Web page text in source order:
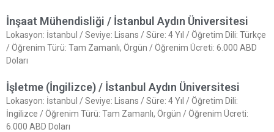
İnşaat Mühendisliği / İstanbul Aydın Üniversitesi
Lokasyon: İstanbul / Seviye: Lisans / Süre: 4 Yıl / Öğretim Dili: Türkçe
/ Öğrenim Türü: Tam Zamanlı, Örgün / Öğrenim Ücreti: 6.000 ABD
Doları
İşletme (İngilizce) / İstanbul Aydın Üniversitesi
Lokasyon: İstanbul / Seviye: Lisans / Süre: 4 Yıl / Öğretim Dili:
İngilizce / Öğrenim Türü: Tam Zamanlı, Örgün / Öğrenim Ücreti:
6.000 ABD Doları